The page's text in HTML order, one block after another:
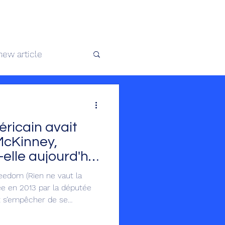
article
avait
elle aujourd'hui
politique
(Rien ne vaut la
en 2013 par la députée
de se